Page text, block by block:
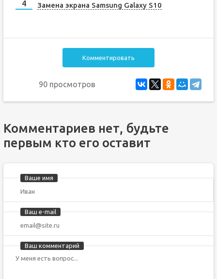
Замена экрана Samsung Galaxy S10
Комментировать
90 просмотров
Комментариев нет, будьте
первым кто его оставит
Ваше имя
Ваш e-mail
Ваш комментарий